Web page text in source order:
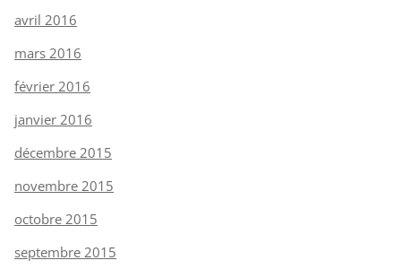
avril 2016
mars 2016
février 2016
janvier 2016
décembre 2015
novembre 2015
octobre 2015
septembre 2015